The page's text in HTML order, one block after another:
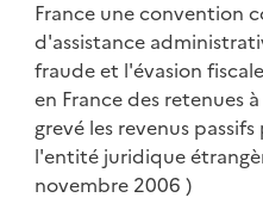
France une convention
d'assistance
fraude et l'évasion
en France des retenues
grevé les revenus
l'entité juridique
novembre 2006 )